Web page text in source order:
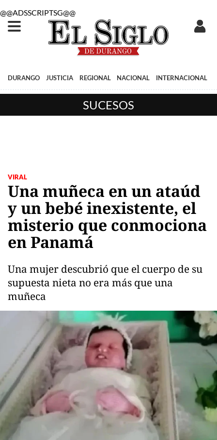
@@ADSSCRIPTSG@@
DURANGO JUSTICIA REGIONAL NACIONAL INTERNACIONAL
SUCESOS
VIRAL
Una muñeca en un ataúd
y un bebé inexistente, el
misterio que conmociona
en Panamá
Una mujer descubrió que el cuerpo de su
supuesta nieta no era más que una
muñeca